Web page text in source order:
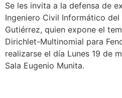
Se les invita a la defensa de
Ingeniero Civil Informático del
Gutiérrez, quien expone el
Dirichlet-Multinomial para
realizarse el día Lunes 19 de
Sala Eugenio Munita.